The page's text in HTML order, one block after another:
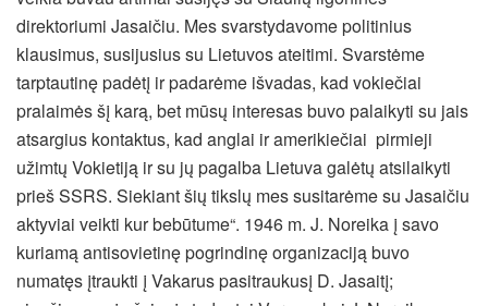
direktoriumi Jasaičiu. Mes svarstydavome politinius
klausimus, susijusius su Lietuvos ateitimi. Svarstėme
tarptautinę padėtį ir padarėme išvadas, kad vokiečiai
pralaimės šį karą, bet mūsų interesas buvo palaikyti su jais
atsargius kontaktus, kad anglai ir amerikiečiai pirmieji
užimtų Vokietiją ir su jų pagalba Lietuva galėtų atsilaikyti
prieš SSRS. Siekiant šių tikslų mes susitarėme su Jasaičiu
aktyviai veikti kur bebūtume“. 1946 m. J. Noreika į savo
kuriamą antisovietinę pogrindinę organizaciją buvo
numatęs įtraukti į Vakarus pasitraukusį D. Jasaitį;